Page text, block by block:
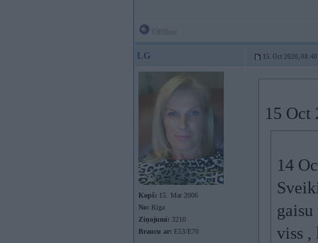
LG 15. Oct 2020, 08:40
Kopš: 15. Mar 2006
No: Rīga
Ziņojumi: 3210
Braucu ar: E53/E70
15 Oct
14
viss ,